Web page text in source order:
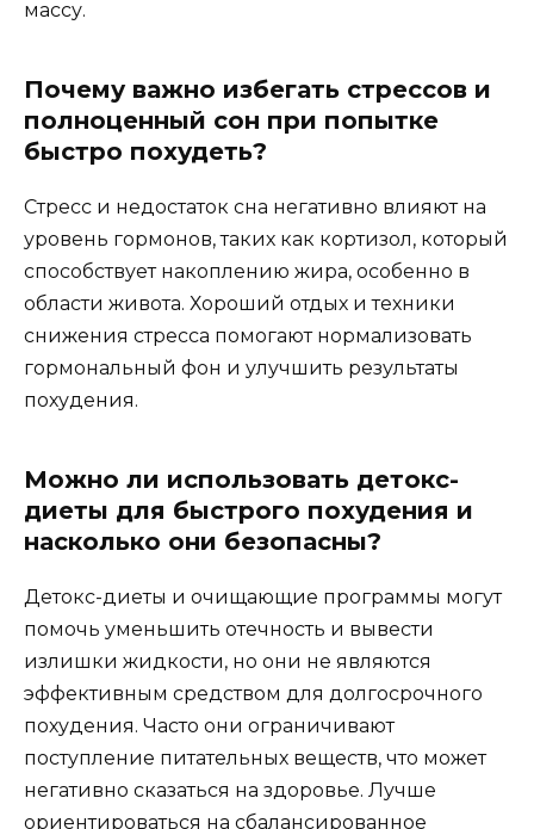
массу.
Почему важно избегать стрессов и
полноценный сон при попытке
быстро похудеть?
Стресс и недостаток сна негативно влияют на
уровень гормонов, таких как кортизол, который
способствует накоплению жира, особенно в
области живота. Хороший отдых и техники
снижения стресса помогают нормализовать
гормональный фон и улучшить результаты
похудения.
Можно ли использовать детокс-
диеты для быстрого похудения и
насколько они безопасны?
Детокс-диеты и очищающие программы могут
помочь уменьшить отечность и вывести
излишки жидкости, но они не являются
эффективным средством для долгосрочного
похудения. Часто они ограничивают
поступление питательных веществ, что может
негативно сказаться на здоровье. Лучше
ориентироваться на сбалансированное